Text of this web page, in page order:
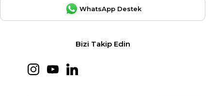
WhatsApp Destek
Bizi Takip Edin